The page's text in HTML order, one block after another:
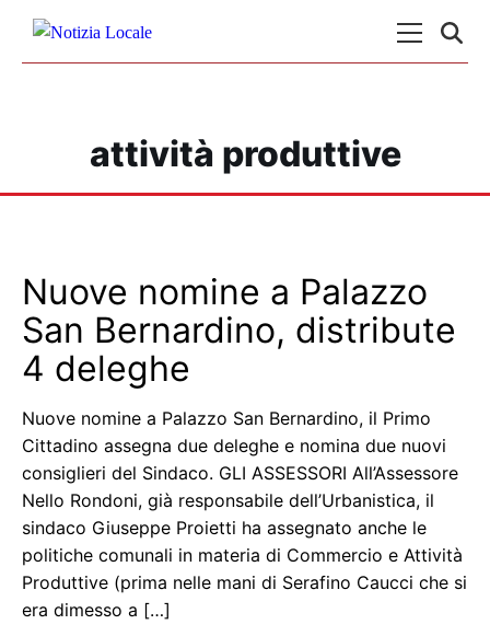
attività produttive
Nuove nomine a Palazzo
San Bernardino, distribute
4 deleghe
Nuove nomine a Palazzo San Bernardino, il Primo
Cittadino assegna due deleghe e nomina due nuovi
consiglieri del Sindaco. GLI ASSESSORI All’Assessore
Nello Rondoni, già responsabile dell’Urbanistica, il
sindaco Giuseppe Proietti ha assegnato anche le
politiche comunali in materia di Commercio e Attività
Produttive (prima nelle mani di Serafino Caucci che si
era dimesso a […]